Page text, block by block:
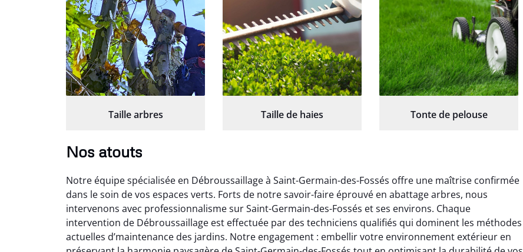
Taille arbres Taille de haies Tonte de pelouse
Nos atouts
Notre équipe spécialisée en Débroussaillage à Saint-Germain-des-Fossés offre une maîtrise confirmée
dans le soin de vos espaces verts. Forts de notre savoir-faire éprouvé en abattage arbres, nous
intervenons avec professionnalisme sur Saint-Germain-des-Fossés et ses environs. Chaque
intervention de Débroussaillage est effectuée par des techniciens qualifiés qui dominent les méthodes
actuelles d’maintenance des jardins. Notre engagement : embellir votre environnement extérieur en